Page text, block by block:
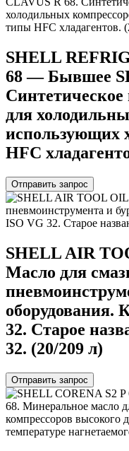
SHELL
68 — Бывшее
Синтетическое
для
использующих
HFC
Отправить запрос
SHELL AIR
Масло для
оборудования.
32. Старое
32. (20/209 л)
Отправить запрос